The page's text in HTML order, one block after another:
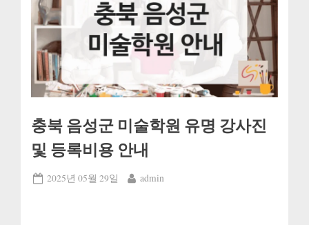
충북 음성군 미술학원 유명 강사진
및 등록비용 안내
Posted
2025년 05월 29일 By
admin